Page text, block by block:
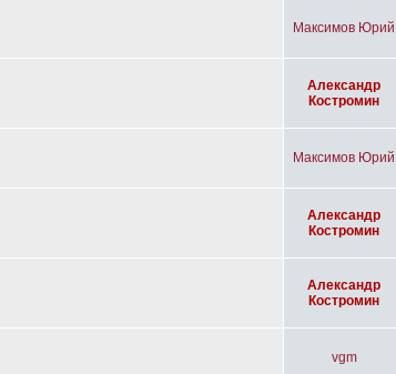
Максимов Юрий
Александр
Костромин
Максимов Юрий
Александр
Костромин
Александр
Костромин
vgm